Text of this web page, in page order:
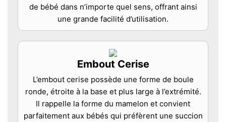
de bébé dans n’importe quel sens, offrant ainsi
une grande facilité d’utilisation.
Embout Cerise
L’embout cerise possède une forme de boule
ronde, étroite à la base et plus large à l’extrémité.
Il rappelle la forme du mamelon et convient
parfaitement aux bébés qui préfèrent une succion